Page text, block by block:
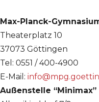
Max-Planck-
Theaterplatz 10
37073 Göttingen
Tel: 0551 / 400-4900
E-Mail:
Außenstelle “Minimax”